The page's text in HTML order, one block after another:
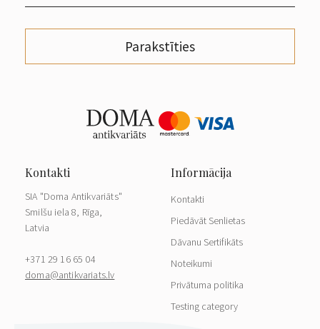
Parakstīties
SIA "Doma Antikvariāts"
Smilšu iela 8, Rīga,
Latvia
+371 29 16 65 04
doma@antikvariats.lv
Kontakti
Piedāvāt Senlietas
Dāvanu Sertifikāts
Noteikumi
Privātuma politika
Testing category